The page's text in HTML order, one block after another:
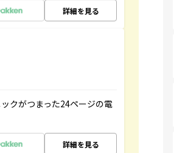
詳細を見る
クがつまった24ページの電
詳細を見る